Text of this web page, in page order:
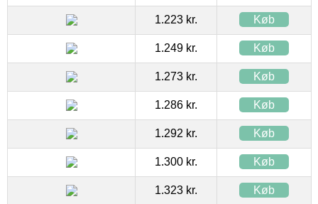
1.223 kr. Køb
1.249 kr. Køb
1.273 kr. Køb
1.286 kr. Køb
1.292 kr. Køb
1.300 kr. Køb
1.323 kr. Køb